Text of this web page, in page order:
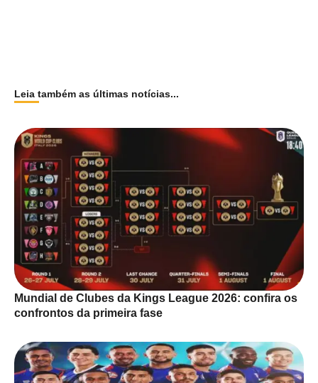
Leia também as últimas notícias...
Mundial de Clubes da Kings League 2026: confira os
confrontos da primeira fase